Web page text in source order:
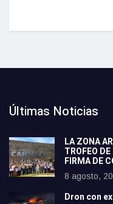
Últimas Noticias
LA ZONA
TROFEO
FIRMA DE
8 agosto,
Dron con